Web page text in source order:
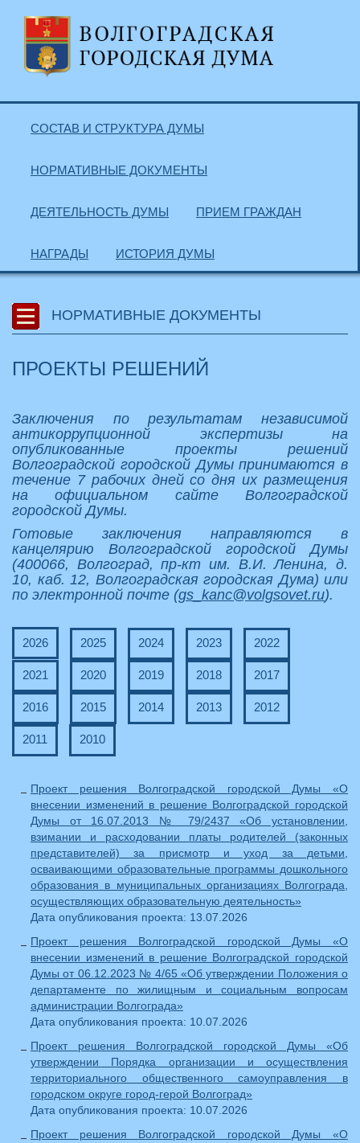
СОСТАВ И СТРУКТУРА ДУМЫ
НОРМАТИВНЫЕ ДОКУМЕНТЫ
ДЕЯТЕЛЬНОСТЬ ДУМЫ ПРИЕМ ГРАЖДАН
НАГРАДЫ ИСТОРИЯ ДУМЫ
НОРМАТИВНЫЕ ДОКУМЕНТЫ
ПРОЕКТЫ РЕШЕНИЙ
Заключения по результатам независимой
антикоррупционной экспертизы на
опубликованные проекты решений
Волгоградской городской Думы принимаются в
течение 7 рабочих дней со дня их размещения
на официальном сайте Волгоградской
городской Думы.
Готовые заключения направляются в
канцелярию Волгоградской городской Думы
(400066, Волгоград, пр-кт им. В.И. Ленина, д.
10, каб. 12, Волгоградская городская Дума) или
по электронной почте (gs_kanc@volgsovet.ru).
2026 2025 2024 2023 2022
2021 2020 2019 2018 2017
2016 2015 2014 2013 2012
2011 2010
Проект решения Волгоградской городской Думы «О
внесении изменений в решение Волгоградской городской
Думы от 16.07.2013 № 79/2437 «Об установлении,
взимании и расходовании платы родителей (законных
представителей) за присмотр и уход за детьми,
осваивающими образовательные программы дошкольного
образования в муниципальных организациях Волгограда,
осуществляющих образовательную деятельность»
Дата опубликования проекта: 13.07.2026
Проект решения Волгоградской городской Думы «О
внесении изменений в решение Волгоградской городской
Думы от 06.12.2023 № 4/65 «Об утверждении Положения о
департаменте по жилищным и социальным вопросам
администрации Волгограда»
Дата опубликования проекта: 10.07.2026
Проект решения Волгоградской городской Думы «Об
утверждении Порядка организации и осуществления
территориального общественного самоуправления в
городском округе город-герой Волгоград»
Дата опубликования проекта: 10.07.2026
Проект решения Волгоградской городской Думы «О